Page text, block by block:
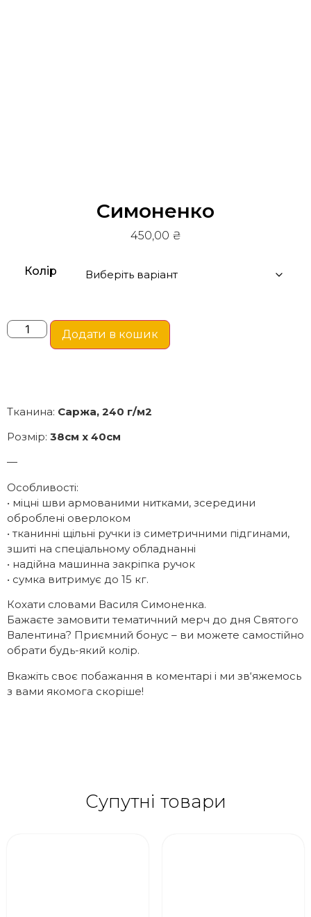
Cимоненко
450,00 ₴
Колір
Додати в кошик
Тканина: Саржа, 240 г/м2
Розмір: 38см х 40см
—
Особливості:
• міцні шви армованими нитками, зсередини
оброблені оверлоком
• тканинні щільні ручки із симетричними підгинами,
зшиті на спеціальному обладнанні
• надійна машинна закріпка ручок
• сумка витримує до 15 кг.
Кохати словами Василя Симоненка.
Бажаєте замовити тематичний мерч до дня Святого
Валентина? Приємний бонус – ви можете самостійно
обрати будь-який колір.
Вкажіть своє побажання в коментарі і ми зв‘яжемось
з вами якомога скоріше!
Супутні товари